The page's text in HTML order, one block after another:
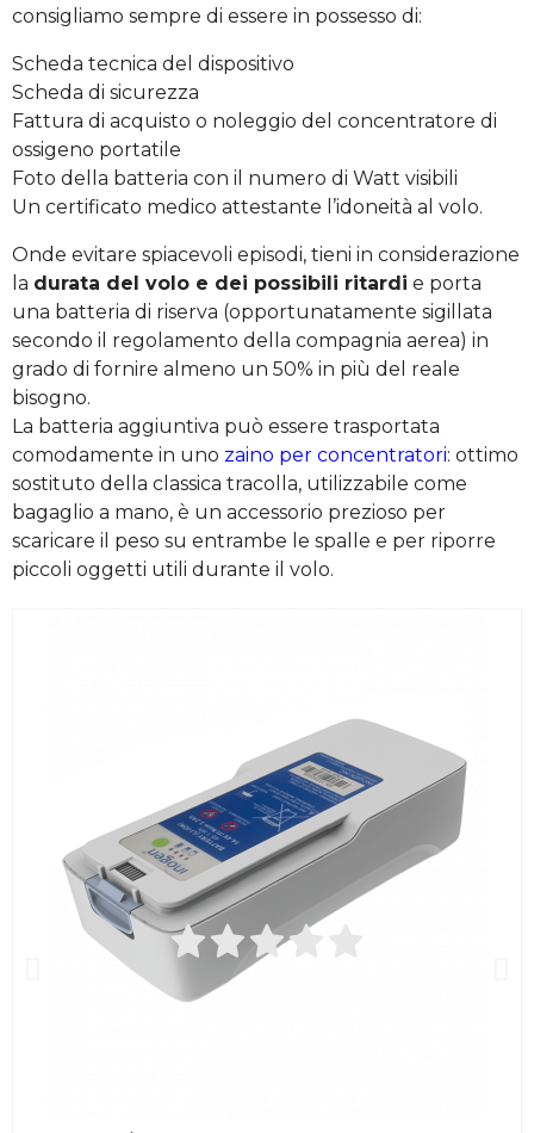
consigliamo sempre di essere in possesso di:
Scheda tecnica del dispositivo
Scheda di sicurezza
Fattura di acquisto o noleggio del concentratore di
ossigeno portatile
Foto della batteria con il numero di Watt visibili
Un certificato medico attestante l’idoneità al volo.
Onde evitare spiacevoli episodi, tieni in considerazione
la durata del volo e dei possibili ritardi e porta
una batteria di riserva (opportunatamente sigillata
secondo il regolamento della compagnia aerea) in
grado di fornire almeno un 50% in più del reale
bisogno.
La batteria aggiuntiva può essere trasportata
comodamente in uno zaino per concentratori: ottimo
sostituto della classica tracolla, utilizzabile come
bagaglio a mano, è un accessorio prezioso per
scaricare il peso su entrambe le spalle e per riporre
piccoli oggetti utili durante il volo.